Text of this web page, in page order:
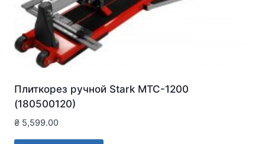
Плиткорез ручной Stark MTC-1200
(180500120)
₴ 5,599.00